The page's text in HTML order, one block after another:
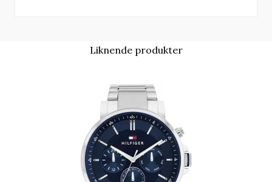
Liknende produkter